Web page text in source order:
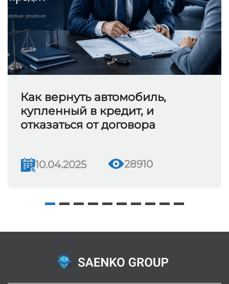
Как вернуть автомобиль,
купленный в кредит, и
отказаться от договора
10.04.2025 28910